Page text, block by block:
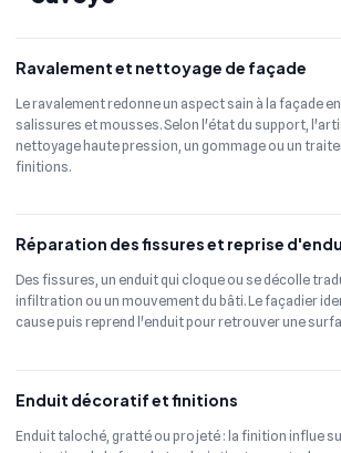
Ravalement et nettoyage de façade
Le ravalement redonne un aspect sain à la façade
salissures et mousses. Selon l'état du support,
nettoyage haute pression, un gommage ou un
finitions.
Réparation des fissures et reprise
Des fissures, un enduit qui cloque ou se décolle
infiltration ou un mouvement du bâti. Le façadier
cause puis reprend l'enduit pour retrouver une
Enduit décoratif et finitions
Enduit taloché, gratté ou projeté : la finition influe